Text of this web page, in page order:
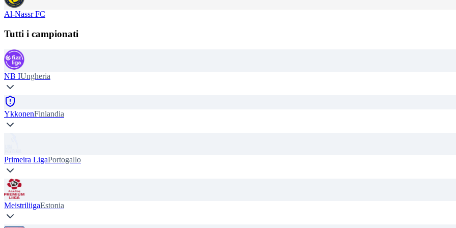
Al-Nassr FC
Tutti i campionati
NB IUngheria
YkkonenFinlandia
Primeira LigaPortogallo
MeistriliigaEstonia